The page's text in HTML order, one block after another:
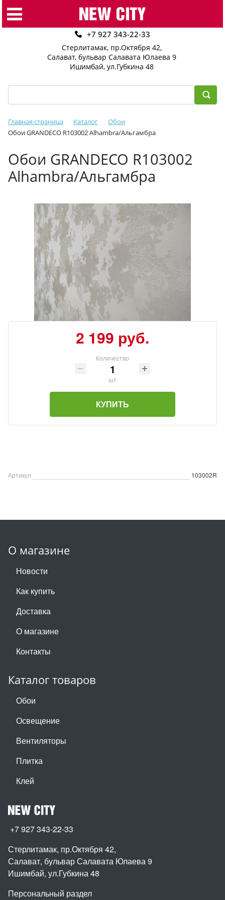
+7 927 343-22-33
Стерлитамак, пр.Октября 42,
Салават, бульвар Салавата Юлаева 9
Ишимбай, ул.Губкина 48
Главная страница Каталог
Обои
Обои GRANDECO R103002 Alhambra/Альгамбра
Обои GRANDECO R103002
Alhambra/Альгамбра
2 199 руб.
Количество
шт
КУПИТЬ
Артикул 103002R
О магазине
Новости
Как купить
Доставка
О магазине
Контакты
Каталог товаров
Обои
Освещение
Вентиляторы
Плитка
Клей
+7 927 343-22-33
Стерлитамак, пр.Октября 42,
Салават, бульвар Салавата Юлаева 9
Ишимбай, ул.Губкина 48
Персональный раздел